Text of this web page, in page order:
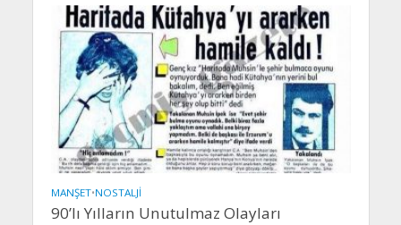
MANŞET•NOSTALJI
90’lı Yılların Unutulmaz Olayları